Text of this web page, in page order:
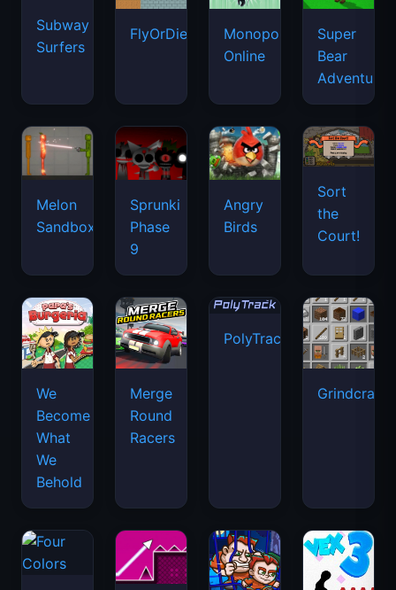
Subway
Surfers
FlyOrDie.io
Monopoly
Online
Super
Bear
Adventure
Melon
Sandbox
Sprunki
Phase
9
Angry
Birds
Sort
the
Court!
We
Become
What
We
Behold
Merge
Round
Racers
PolyTrack
Grindcraft